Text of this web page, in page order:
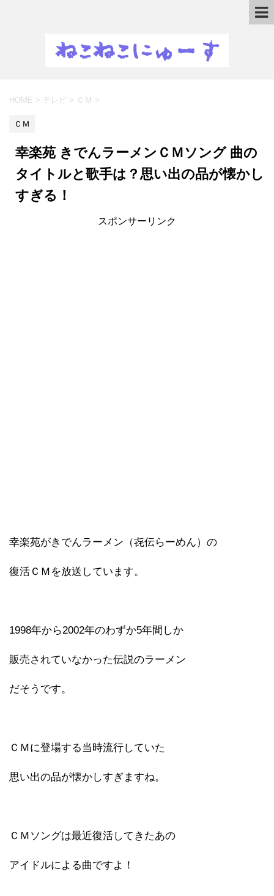
HOME > テレビ > ＣＭ >
ＣＭ
幸楽苑 きでんラーメンＣＭソング 曲の
タイトルと歌手は？思い出の品が懐かし
すぎる！
スポンサーリンク
幸楽苑がきでんラーメン（㐂伝らーめん）の
復活ＣＭを放送しています。
1998年から2002年のわずか5年間しか
販売されていなかった伝説のラーメン
だそうです。
ＣＭに登場する当時流行していた
思い出の品が懐かしすぎますね。
ＣＭソングは最近復活してきたあの
アイドルによる曲ですよ！